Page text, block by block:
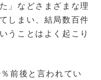
」などさまざまな理
しまい、結局数百件
うことはよく起こり
前後と言われてい